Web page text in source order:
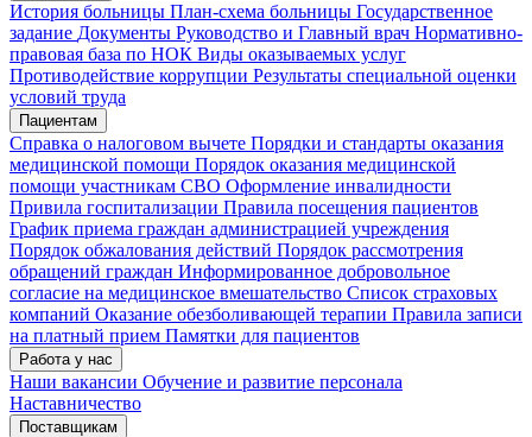
История больницы План-схема больницы Государственное
задание Документы Руководство и Главный врач Нормативно-
правовая база по НОК Виды оказываемых услуг
Противодействие коррупции Результаты специальной оценки
условий труда
Пациентам
Справка о налоговом вычете Порядки и стандарты оказания
медицинской помощи Порядок оказания медицинской
помощи участникам СВО Оформление инвалидности
Привила госпитализации Правила посещения пациентов
График приема граждан администрацией учреждения
Порядок обжалования действий Порядок рассмотрения
обращений граждан Информированное добровольное
согласие на медицинское вмешательство Список страховых
компаний Оказание обезболивающей терапии Правила записи
на платный прием Памятки для пациентов
Работа у нас
Наши вакансии Обучение и развитие персонала
Наставничество
Поставщикам